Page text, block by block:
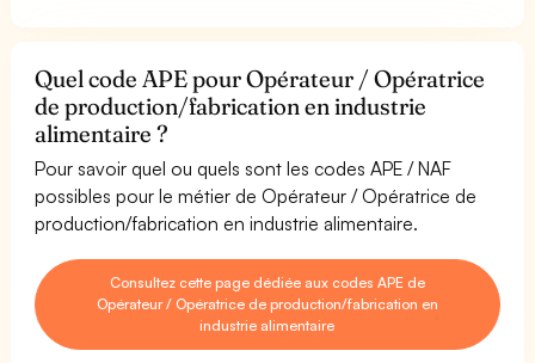
Quel code APE pour Opérateur / Opératrice
de production/fabrication en industrie
alimentaire ?
Pour savoir quel ou quels sont les codes APE / NAF
possibles pour le métier de Opérateur / Opératrice de
production/fabrication en industrie alimentaire.
Consultez cette page dédiée aux codes APE de
Opérateur / Opératrice de production/fabrication en
industrie alimentaire